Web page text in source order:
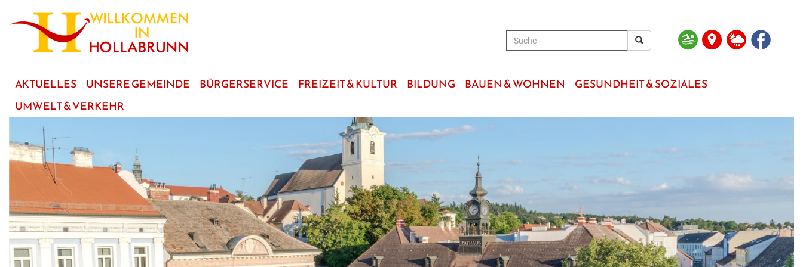
Hauptinhalt
AKTUELLES UNSERE GEMEINDE BÜRGERSERVICE FREIZEIT & KULTUR BILDUNG BAUEN & WOHNEN
GESUNDHEIT & SOZIALES
UMWELT & VERKEHR